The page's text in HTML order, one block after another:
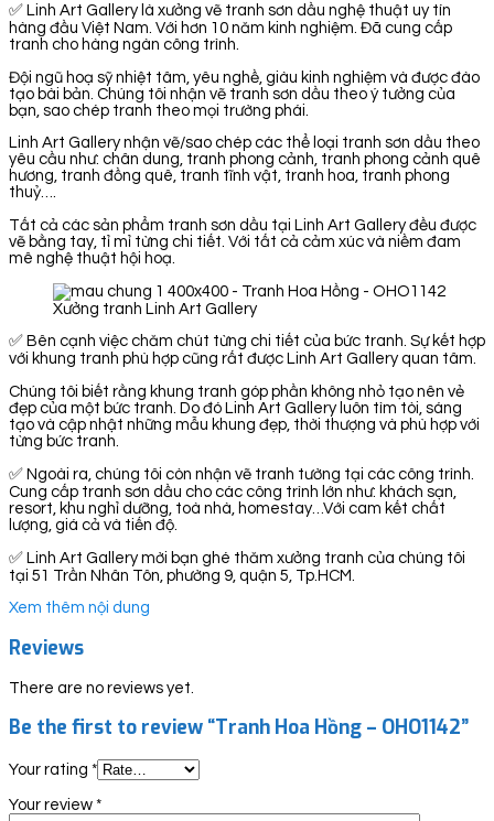
✅ Linh Art Gallery là xưởng vẽ tranh sơn dầu nghệ thuật uy tín
hàng đầu Việt Nam. Với hơn 10 năm kinh nghiệm. Đã cung cấp
tranh cho hàng ngàn công trình.
Đội ngũ hoạ sỹ nhiệt tâm, yêu nghề, giàu kinh nghiệm và được đào
tạo bài bản. Chúng tôi nhận vẽ tranh sơn dầu theo ý tưởng của
bạn, sao chép tranh theo mọi trường phái.
Linh Art Gallery nhận vẽ/sao chép các thể loại tranh sơn dầu theo
yêu cầu như: chân dung, tranh phong cảnh, tranh phong cảnh quê
hương, tranh đồng quê, tranh tĩnh vật, tranh hoa, tranh phong
thuỷ….
Tất cả các sản phẩm tranh sơn dầu tại Linh Art Gallery đều được
vẽ bằng tay, tỉ mỉ từng chi tiết. Với tất cả cảm xúc và niềm đam
mê nghệ thuật hội hoạ.
Xưởng tranh Linh Art Gallery
✅ Bên cạnh việc chăm chút từng chi tiết của bức tranh. Sự kết hợp
với khung tranh phù hợp cũng rất được Linh Art Gallery quan tâm.
Chúng tôi biết rằng khung tranh góp phần không nhỏ tạo nên vẻ
đẹp của một bức tranh. Do đó Linh Art Gallery luôn tìm tòi, sáng
tạo và cập nhật những mẫu khung đẹp, thời thượng và phù hợp với
từng bức tranh.
✅ Ngoài ra, chúng tôi còn nhận vẽ tranh tường tại các công trình.
Cung cấp tranh sơn dầu cho các công trình lớn như: khách sạn,
resort, khu nghỉ dưỡng, toà nhà, homestay…Với cam kết chất
lượng, giá cả và tiến độ.
✅ Linh Art Gallery mời bạn ghé thăm xưởng tranh của chúng tôi
tại 51 Trần Nhân Tôn, phường 9, quận 5, Tp.HCM.
Xem thêm nội dung
Reviews
There are no reviews yet.
Be the first to review “Tranh Hoa Hồng – OHO1142”
Your rating *
Your review *